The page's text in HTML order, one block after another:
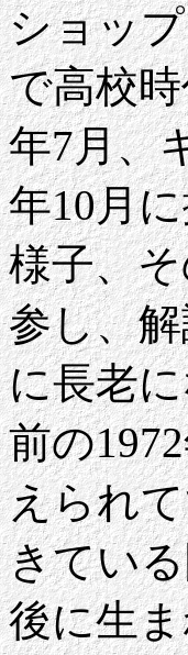
ショッ
で高校
年7月、
年10月
様子、
参し、
に長老
前の
えられ
きてい
後に生